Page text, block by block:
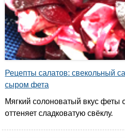
Рецепты салатов: свекольный
сыром фета
Мягкий солоноватый вкус феты
оттеняет сладковатую свёклу.